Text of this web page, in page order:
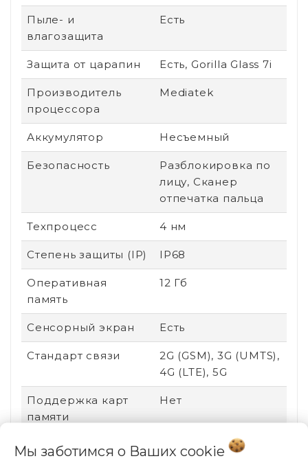
Пыле- и
влагозащита
Есть
Защита от царапин Есть, Gorilla Glass 7i
Производитель
процессора
Mediatek
Аккумулятор Несъемный
Безопасность
Разблокировка по
лицу, Сканер
отпечатка пальца
Техпроцесс 4 нм
Степень защиты (IP) IP68
Оперативная
память
12 Гб
Сенсорный экран Есть
Стандарт связи
2G (GSM), 3G (UMTS),
4G (LTE), 5G
Поддержка карт
памяти
Нет
Соотношение
Мы заботимся о Ваших cookie